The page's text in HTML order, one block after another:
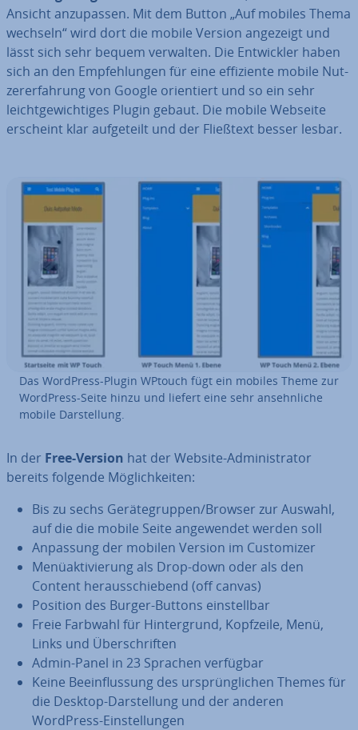
Ansicht an­zu­pas­sen. Mit dem Button „Auf mobiles Thema
wechseln“ wird dort die mobile Version angezeigt und
lässt sich sehr bequem verwalten. Die Ent­wick­ler haben
sich an den Emp­feh­lun­gen für eine ef­fi­zi­en­te mobile Nut­
zer­er­fah­rung von Google ori­en­tiert und so ein sehr
leicht­ge­wich­ti­ges Plugin gebaut. Die mobile Webseite
erscheint klar auf­ge­teilt und der Fließtext besser lesbar.
Das WordPress-Plugin WPtouch fügt ein mobiles Theme zur
WordPress-Seite hinzu und liefert eine sehr an­sehn­li­che
mobile Dar­stel­lung.
In der Free-Version hat der Website-Ad­mi­nis­tra­tor
bereits folgende Mög­lich­kei­ten:
Bis zu sechs Ge­rä­te­grup­pen/Browser zur Auswahl,
auf die die mobile Seite an­ge­wen­det werden soll
Anpassung der mobilen Version im Cus­to­mi­zer
Me­nü­ak­ti­vie­rung als Drop-down oder als den
Content her­aus­schie­bend (off canvas)
Position des Burger-Buttons ein­stell­bar
Freie Farbwahl für Hin­ter­grund, Kopfzeile, Menü,
Links und Über­schrif­ten
Admin-Panel in 23 Sprachen verfügbar
Keine Be­ein­flus­sung des ur­sprüng­li­chen Themes für
die Desktop-Dar­stel­lung und der anderen
WordPress-Ein­stel­lun­gen